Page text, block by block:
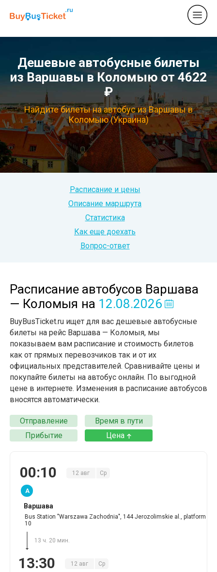
Дешевые автобусные билеты
из Варшавы в Коломыю от 4622
₽
Найдите билеты на автобус из Варшавы в
Коломыю (Украина)
Расписание и цены
Описание маршрута
Статистика
Как еще доехать
Вопрос-ответ
Расписание автобусов Варшава
— Коломыя на 12.08.2026
BuyBusTicket.ru ищет для вас дешевые автобусные
билеты на рейс Варшава — Коломыя, мы
показываем вам расписание и стоимость билетов
как от прямых перевозчиков так и от их
официальных представителей. Сравнивайте цены и
покупайте билеты на автобус онлайн. По выгодной
цене в интернете. Изменения в расписание автобусов
вносятся автоматически.
Отправление
Время в пути
Прибытие
Цена
00:10 12 авг Ср
A
Варшава
Bus Station "Warszawa Zachodnia", 144 Jerozolimskie al., platform
10
13 ч. 20 мин.
13:30 12 авг Ср